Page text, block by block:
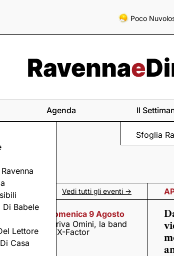
Poco
Di Babele
Lettore
Casa
Agenda Il
Sfoglia
Vedi tutti gli eventi ->
Agosto
Domenica 9 Agosto
Arriva Omini, la band
di X-Factor